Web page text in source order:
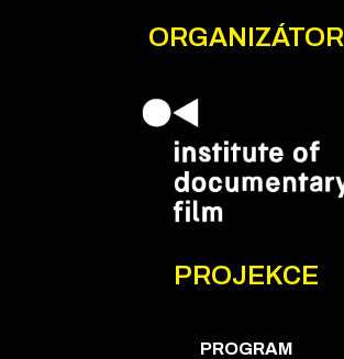
ORGANIZÁTOR
PROJEKCE
PROGRAM